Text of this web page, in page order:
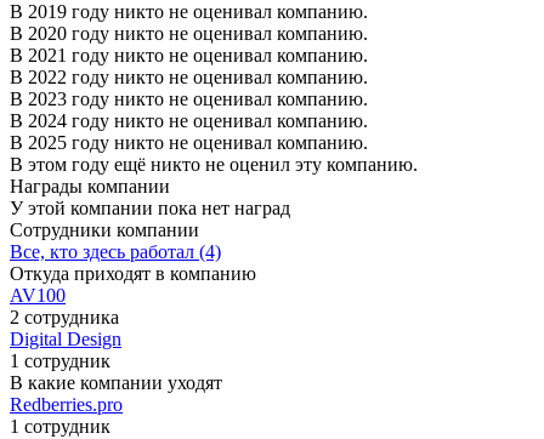
В 2019 году никто не оценивал компанию.
В 2020 году никто не оценивал компанию.
В 2021 году никто не оценивал компанию.
В 2022 году никто не оценивал компанию.
В 2023 году никто не оценивал компанию.
В 2024 году никто не оценивал компанию.
В 2025 году никто не оценивал компанию.
В этом году ещё никто не оценил эту компанию.
Награды компании
У этой компании пока нет наград
Сотрудники компании
Все, кто здесь работал (4)
Откуда приходят в компанию
AV100
2 сотрудника
Digital Design
1 сотрудник
В какие компании уходят
Redberries.pro
1 сотрудник